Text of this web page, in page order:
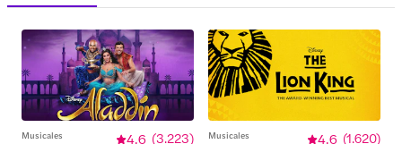
Musicales 4.6 (3.223)
Musicales 4.6 (1.620)